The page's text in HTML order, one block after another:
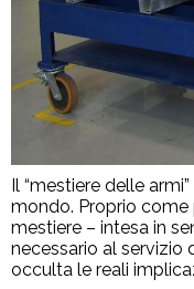
Il “mestiere delle
mondo. Proprio come
mestiere – intesa in
necessario al servizio
occulta le reali